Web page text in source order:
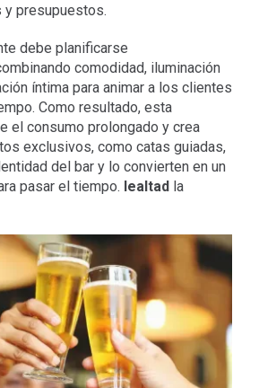
presupuestos.
debe planificarse
comodidad, iluminación
íntima para animar a los clientes
Como resultado, esta
el consumo prolongado y crea
exclusivos, como catas guiadas,
del bar y lo convierten en un
pasar el tiempo. lealtad la